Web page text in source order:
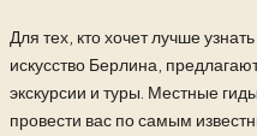
Для тех, кто хочет лучше
искусство Берлина,
экскурсии и туры. Местные
провести вас по самым